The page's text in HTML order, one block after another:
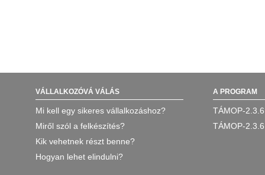
VÁLLALKOZÓVÁ VÁLÁS
Mi kell egy sikeres vállalkozáshoz?
Miről szól a felkészítés?
Kik vehetnek részt benne?
Hogyan lehet elindulni?
A PROGRAM
TÁMOP-
TÁMOP-